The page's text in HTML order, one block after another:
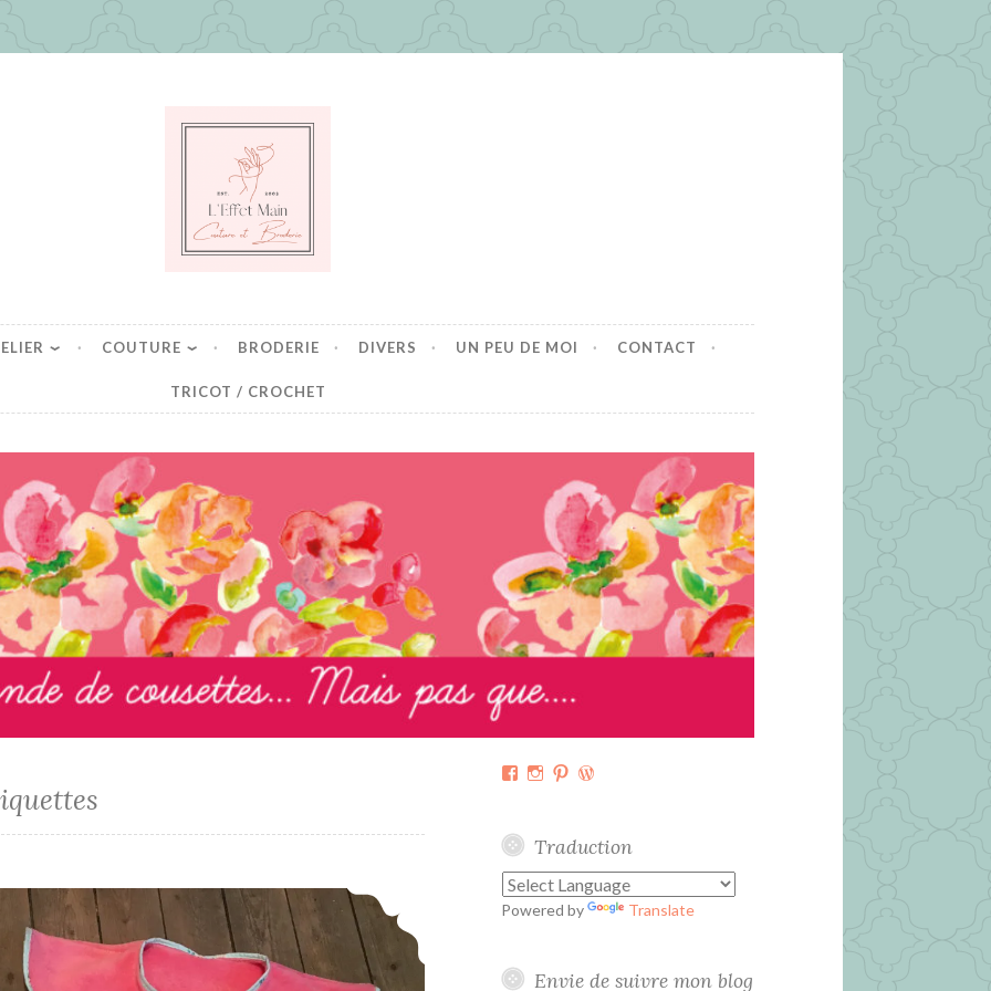
COUTURE BRODERIE DIVERS UN PEU DE MOI CONTACT
TRICOT / CROCHET
Bienvenue Alix
Facebook
Instagram
PinterestWordPress.org
Traduction
Powered by Translate
Envie de suivre mon blog